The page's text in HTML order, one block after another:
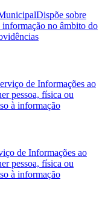
Dispõe sobre
informação no âmbito do
de Informações ao
pessoa, física ou
à informação
de Informações ao
pessoa, física ou
à informação